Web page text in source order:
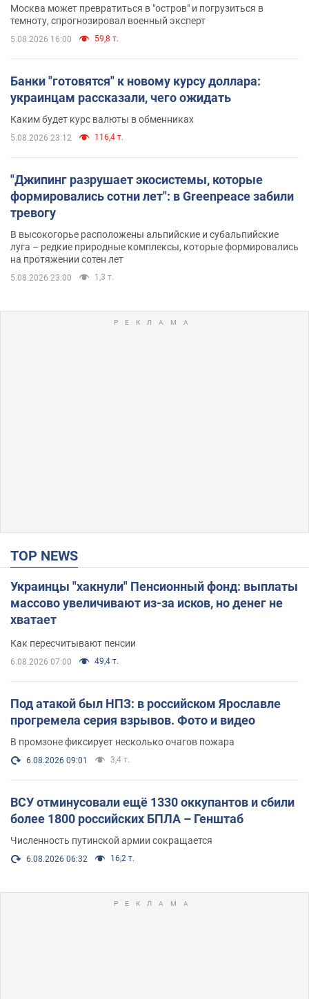
Москва может превратиться в "остров" и погрузиться в
темноту, спрогнозировал военный эксперт
5.08.2026 16:00 59,8 т.
Банки "готовятся" к новому курсу доллара:
украинцам рассказали, чего ожидать
Каким будет курс валюты в обменниках
5.08.2026 23:12 116,4 т.
"Джипинг разрушает экосистемы, которые
формировались сотни лет": в Greenpeace забили
тревогу
В высокогорье расположены альпийские и субальпийские
луга – редкие природные комплексы, которые формировались
на протяжении сотен лет
5.08.2026 23:00 1,3 т.
TOP NEWS
Украинцы "хакнули" Пенсионный фонд: выплаты
массово увеличивают из-за исков, но денег не
хватает
Как пересчитывают пенсии
6.08.2026 07:00 49,4 т.
Под атакой был НПЗ: в российском Ярославле
прогремела серия взрывов. Фото и видео
В промзоне фиксирует несколько очагов пожара
6.08.2026 09:01 3,4 т.
ВСУ отминусовали ещё 1330 оккупантов и сбили
более 1800 российских БПЛА – Генштаб
Численность путинской армии сокращается
6.08.2026 06:32 16,2 т.